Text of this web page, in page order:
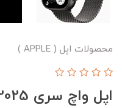
محصولات اپل ( APPLE )
اپل واچ سری Ultra 3 Milanese 2025